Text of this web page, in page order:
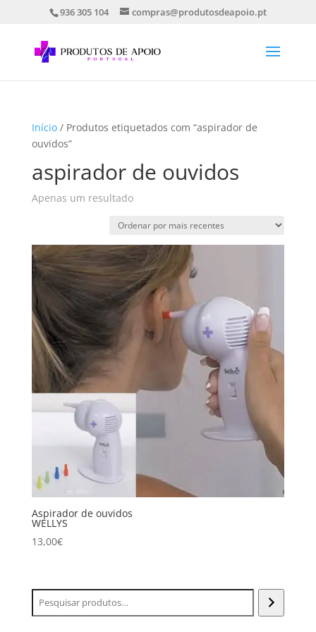
936 305 104 compras@produtosdeapoio.pt
Início/ Produtos etiquetados com “aspirador de
ouvidos”
aspirador de ouvidos
Apenas um resultado
Aspirador de ouvidos
WELLYS
13,00€